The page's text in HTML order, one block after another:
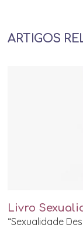
ARTIGOS
Livro
“Sexualidade